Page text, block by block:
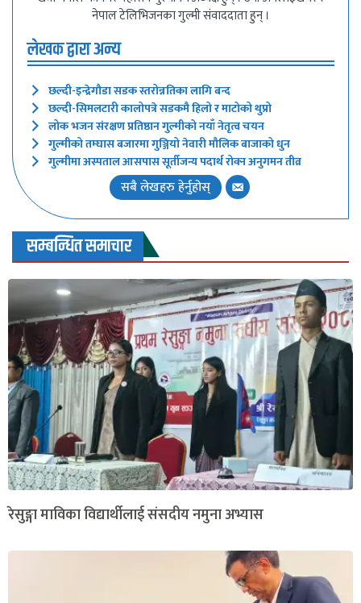
नेपाल टेलिभिजनका गुल्मी संवाददाता हुन् ।
लेखक द्वारा अन्य
छल्दी-इन्द्रेगौडा सडक स्तरोन्नतिका लागि बन्द
छल्दी-सिमलटारी कालोपत्रे सडकमै हिलो र माटोको थुप्रो
लोक भजन संरक्षण प्रतिष्ठान गुल्मीको नयाँ नेतृत्व चयन
गुल्मीको तम्घास बजारमा गुञ्जियो नेवारी मौलिक बाजाको धुन
गुल्मीमा अस्पताल आसपास सूर्तीजन्य पदार्थ रोक्न अनुगमन तीव्र
सबै लेखहरु हेर्नुहोस्
सम्बन्धित समाचार
रेसुङ्गा माविका विद्यार्थीलाई संसदीय नमुना अभ्यास